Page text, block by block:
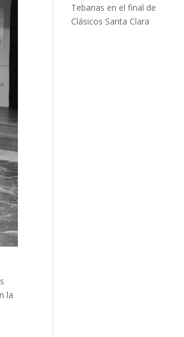
la
Tebanas en el final de
Clásicos Santa Clara